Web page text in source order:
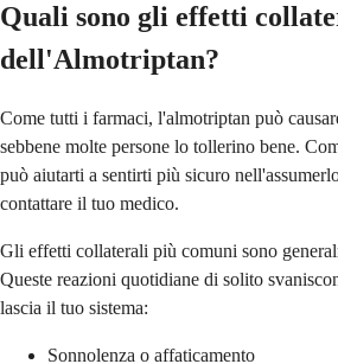
Quali sono gli effetti
dell'Almotriptan?
Come tutti i farmaci, l'almotriptan può
sebbene molte persone lo tollerino bene.
può aiutarti a sentirti più sicuro
contattare il tuo medico.
Gli effetti collaterali più comuni sono
Queste reazioni quotidiane di solito
lascia il tuo sistema:
Sonnolenza o affaticamento